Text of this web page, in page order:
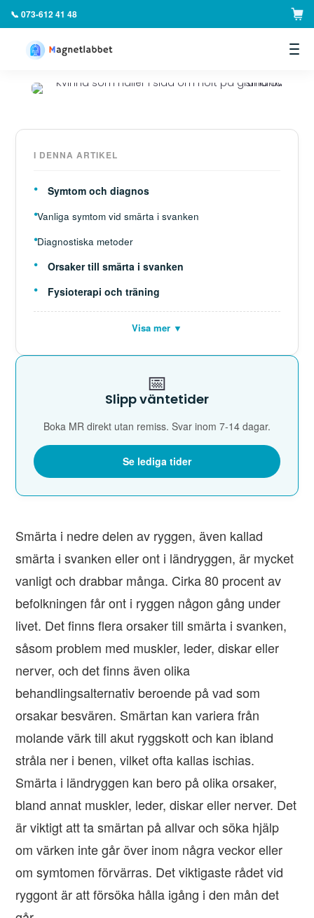
📞 073-612 41 48
Smärta i nedre delen av ryggen, även kallad
smärta i svanken eller ont i ländryggen, är mycket
vanligt och drabbar många. Cirka 80 procent av
befolkningen får ont i ryggen någon gång under
livet. Det finns flera orsaker till smärta i svanken,
såsom problem med muskler, leder, diskar eller
nerver, och det finns även olika
behandlingsalternativ beroende på vad som
orsakar besvären. Smärtan kan variera från
molande värk till akut ryggskott och kan ibland
stråla ner i benen, vilket ofta kallas ischias.
Smärta i ländryggen kan bero på olika orsaker,
bland annat muskler, leder, diskar eller nerver. Det
är viktigt att ta smärtan på allvar och söka hjälp
om värken inte går över inom några veckor eller
om symtomen förvärras. Det viktigaste rådet vid
ryggont är att försöka hålla igång i den mån det
I DENNA ARTIKEL
Symtom och diagnos
Vanliga symtom vid smärta i svanken
Diagnostiska metoder
Orsaker till smärta i svanken
Fysioterapi och träning
Visa mer ▼
📅
Slipp väntetider
Boka MR direkt utan remiss. Svar inom 7-14 dagar.
Se lediga tider